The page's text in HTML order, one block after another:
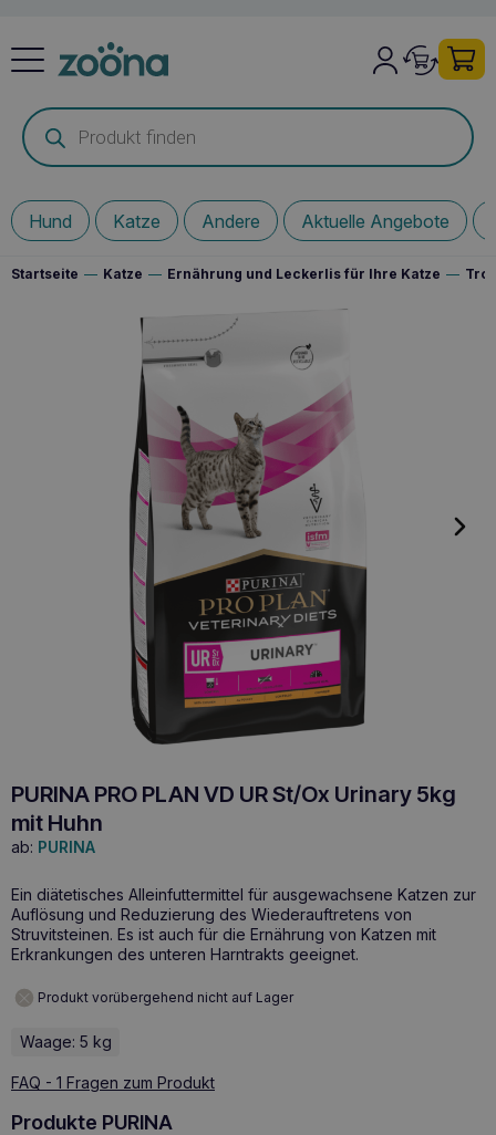
Products
search
Hund Katze Andere Aktuelle Angebote
Startseite — Katze — Ernährung und Leckerlis für Ihre Katze —
PURINA PRO PLAN VD UR St/Ox Urinary 5kg
mit Huhn
ab: PURINA
Ein diätetisches Alleinfuttermittel für ausgewachsene Katzen zur
Auflösung und Reduzierung des Wiederauftretens von
Struvitsteinen. Es ist auch für die Ernährung von Katzen mit
Erkrankungen des unteren Harntrakts geeignet.
Produkt vorübergehend nicht auf Lager
Waage: 5 kg
FAQ - 1 Fragen zum Produkt
Produkte PURINA